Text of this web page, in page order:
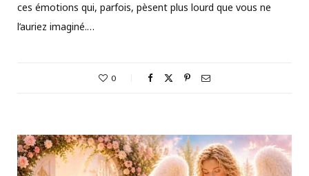
ces émotions qui, parfois, pèsent plus lourd que vous ne
l’auriez imaginé.…
0